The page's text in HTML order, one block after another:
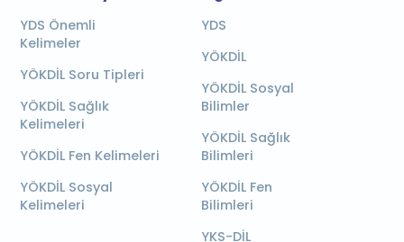
YDS Önemli
Kelimeler
YÖKDİL Soru Tipleri
YÖKDİL Sağlık
Kelimeleri
YÖKDİL Fen Kelimeleri
YÖKDİL Sosyal
Kelimeleri
YDS
YÖKDİL
YÖKDİL Sosyal
Bilimler
YÖKDİL Sağlık
Bilimleri
YÖKDİL Fen
Bilimleri
YKS-DİL